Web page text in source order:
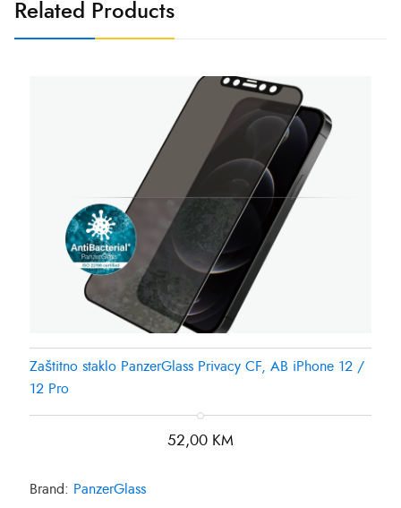
Related Products
Zaštitno staklo PanzerGlass Privacy CF, AB iPhone 12 /
12 Pro
52,00 KM
Brand: PanzerGlass